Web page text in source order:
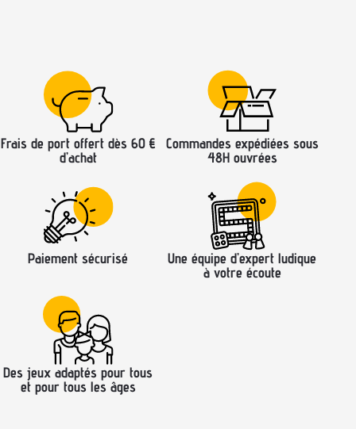
Frais de port offert dès 60 €
d’achat
Commandes expédiées sous
48H ouvrées
Paiement sécurisé
Une équipe d’expert ludique
à votre écoute
Des jeux adaptés pour tous
et pour tous les âges